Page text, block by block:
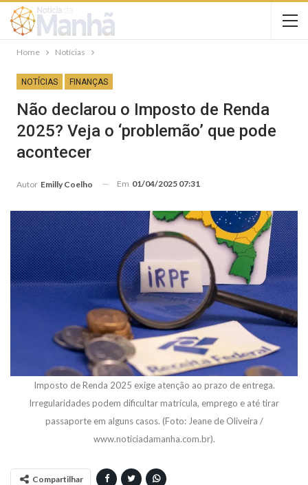
Home Notícias
NOTÍCIAS FINANÇAS
Não declarou o Imposto de Renda
2025? Veja o ‘problemão’ que pode
acontecer
Autor Emilly Coelho Em 01/04/2025 07:31
Imposto de Renda 2025 exige atenção ao prazo de entrega.
Irregularidades podem dificultar matrícula, emprego e até tirar
passaporte em alguns casos. (Foto: Jeane de Oliveira /
www.noticiadamanha.com.br).
Compartilhar